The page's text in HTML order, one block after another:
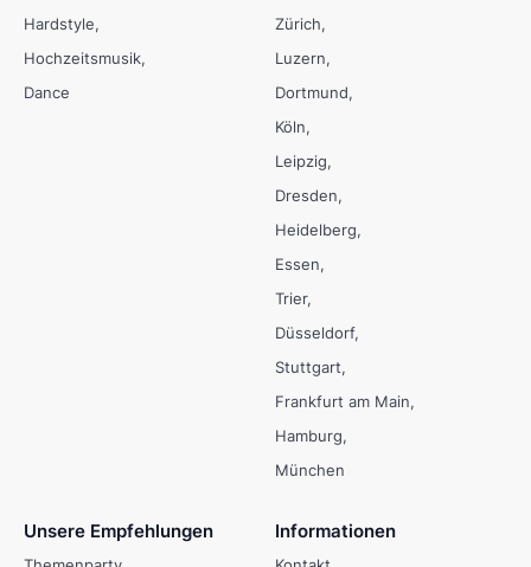
Hardstyle
Hochzeitsmusik
Dance
Zürich
Luzern
Dortmund
Köln
Leipzig
Dresden
Heidelberg
Essen
Trier
Düsseldorf
Stuttgart
Frankfurt am Main
Hamburg
München
Unsere Empfehlungen Informationen